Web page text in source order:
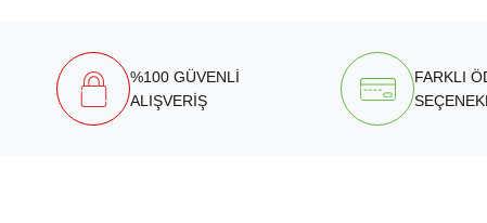
%100 GÜVENLİ
ALIŞVERİŞ
FARKLI